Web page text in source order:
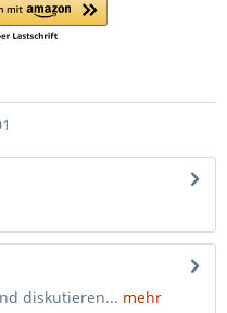
diskutieren... mehr